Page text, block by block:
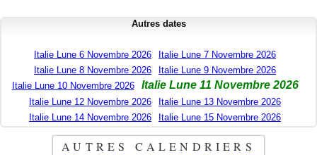
Autres dates
Italie Lune 6 Novembre 2026
Italie Lune 7 Novembre 2026
Italie Lune 8 Novembre 2026
Italie Lune 9 Novembre 2026
Italie Lune 10 Novembre 2026
Italie Lune 11 Novembre 2026
Italie Lune 12 Novembre 2026
Italie Lune 13 Novembre 2026
Italie Lune 14 Novembre 2026
Italie Lune 15 Novembre 2026
AUTRES CALENDRIERS